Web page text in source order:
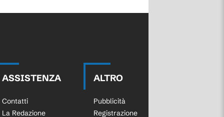
ASSISTENZA
Contatti
La Redazione
ALTRO
Pubblicità
Registrazione